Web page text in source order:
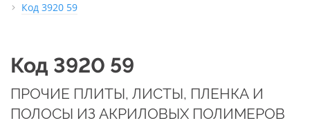
Код 3920 59
Код 3920 59
ПРОЧИЕ ПЛИТЫ, ЛИСТЫ, ПЛЕНКА И
ПОЛОСЫ ИЗ АКРИЛОВЫХ ПОЛИМЕРОВ